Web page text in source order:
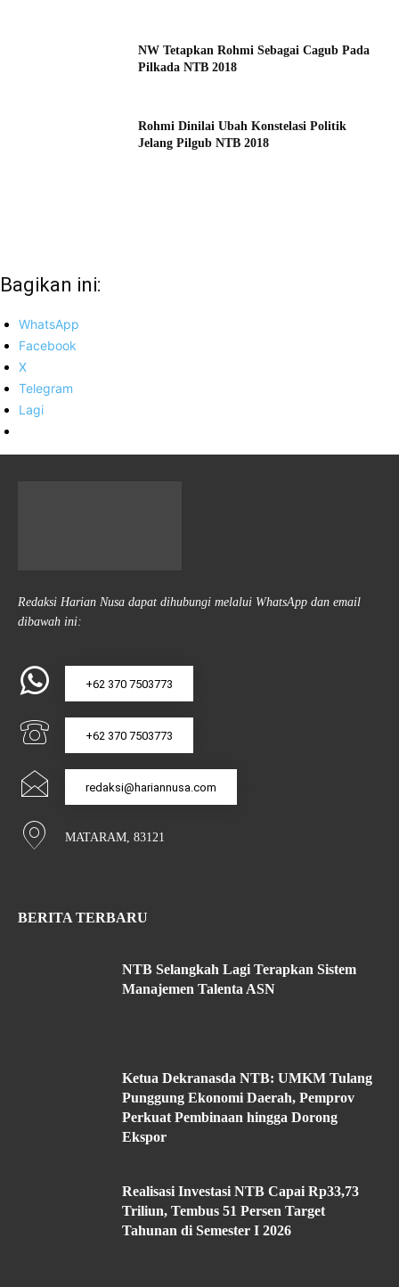
NW Tetapkan Rohmi Sebagai Cagub Pada
Pilkada NTB 2018
Rohmi Dinilai Ubah Konstelasi Politik
Jelang Pilgub NTB 2018
Bagikan ini:
WhatsApp
Facebook
X
Telegram
Lagi
Redaksi Harian Nusa dapat dihubungi melalui WhatsApp dan email
dibawah ini:
+62 370 7503773
+62 370 7503773
redaksi@hariannusa.com
MATARAM, 83121
BERITA TERBARU
NTB Selangkah Lagi Terapkan Sistem
Manajemen Talenta ASN
Ketua Dekranasda NTB: UMKM Tulang
Punggung Ekonomi Daerah, Pemprov
Perkuat Pembinaan hingga Dorong
Ekspor
Realisasi Investasi NTB Capai Rp33,73
Triliun, Tembus 51 Persen Target
Tahunan di Semester I 2026